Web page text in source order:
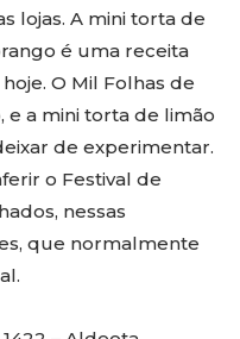
lojas. A mini torta de
é uma receita
O Mil Folhas de
e a mini torta de limão
de experimentar.
o Festival de
nessas
que normalmente